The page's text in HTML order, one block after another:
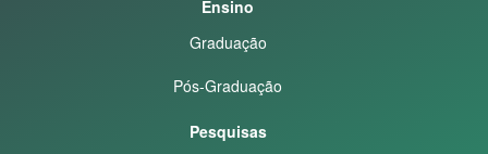
Ensino
Graduação
Pós-Graduação
Pesquisas